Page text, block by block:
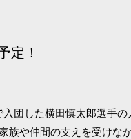
定！
団した横田慎太郎選手の
や仲間の支えを受けな